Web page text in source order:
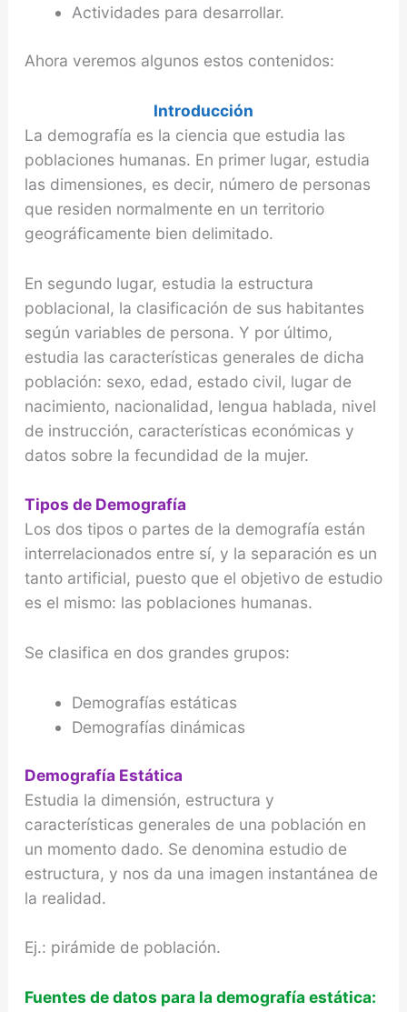
Actividades para desarrollar.
Ahora veremos algunos estos contenidos:
Introducción
La demografía es la ciencia que estudia las
poblaciones humanas. En primer lugar, estudia
las dimensiones, es decir, número de personas
que residen normalmente en un territorio
geográficamente bien delimitado.
En segundo lugar, estudia la estructura
poblacional, la clasificación de sus habitantes
según variables de persona. Y por último,
estudia las características generales de dicha
población: sexo, edad, estado civil, lugar de
nacimiento, nacionalidad, lengua hablada, nivel
de instrucción, características económicas y
datos sobre la fecundidad de la mujer.
Tipos de Demografía
Los dos tipos o partes de la demografía están
interrelacionados entre sí, y la separación es un
tanto artificial, puesto que el objetivo de estudio
es el mismo: las poblaciones humanas.
Se clasifica en dos grandes grupos:
Demografías estáticas
Demografías dinámicas
Demografía Estática
Estudia la dimensión, estructura y
características generales de una población en
un momento dado. Se denomina estudio de
estructura, y nos da una imagen instantánea de
la realidad.
Ej.: pirámide de población.
Fuentes de datos para la demografía estática: